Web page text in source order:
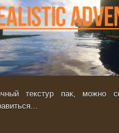
текстур пак, можно